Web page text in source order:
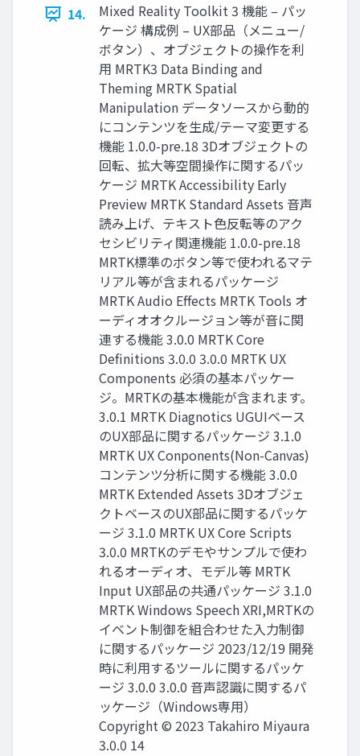
14.
Mixed Reality Toolkit 3 機能 – パッ
ケージ 構成例 – UX部品（メニュー/
ボタン）、オブジェクトの操作を利
用 MRTK3 Data Binding and
Theming MRTK Spatial
Manipulation データソースから動的
にコンテンツを生成/テーマ変更する
機能 1.0.0-pre.18 3Dオブジェクトの
回転、拡大等空間操作に関するパッ
ケージ MRTK Accessibility Early
Preview MRTK Standard Assets 音声
読み上げ、テキスト色反転等のアク
セシビリティ関連機能 1.0.0-pre.18
MRTK標準のボタン等で使われるマテ
リアル等が含まれるパッケージ
MRTK Audio Effects MRTK Tools オ
ーディオオクルージョン等が音に関
連する機能 3.0.0 MRTK Core
Definitions 3.0.0 3.0.0 MRTK UX
Components 必須の基本パッケー
ジ。MRTKの基本機能が含まれます。
3.0.1 MRTK Diagnotics UGUIベース
のUX部品に関するパッケージ 3.1.0
MRTK UX Conponents(Non-Canvas)
コンテンツ分析に関する機能 3.0.0
MRTK Extended Assets 3Dオブジェ
クトベースのUX部品に関するパッケ
ージ 3.1.0 MRTK UX Core Scripts
3.0.0 MRTKのデモやサンプルで使わ
れるオーディオ、モデル等 MRTK
Input UX部品の共通パッケージ 3.1.0
MRTK Windows Speech XRI,MRTKの
イベント制御を組合わせた入力制御
に関するパッケージ 2023/12/19 開発
時に利用するツールに関するパッケ
ージ 3.0.0 3.0.0 音声認識に関するパ
ッケージ（Windows専用）
Copyright © 2023 Takahiro Miyaura
3.0.0 14